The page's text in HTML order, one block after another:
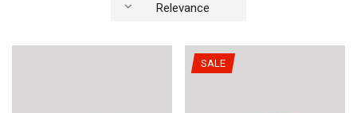
Relevance
SALE